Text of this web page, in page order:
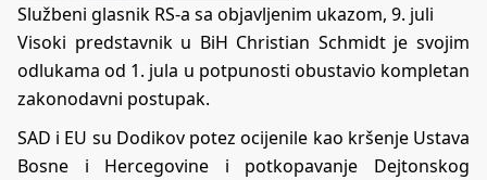
Službeni glasnik RS-a sa objavljenim ukazom, 9. juli
Visoki predstavnik u BiH Christian Schmidt je svojim
odlukama od 1. jula u potpunosti obustavio kompletan
zakonodavni postupak.
SAD i EU su Dodikov potez ocijenile kao kršenje Ustava
Bosne i Hercegovine i potkopavanje Dejtonskog